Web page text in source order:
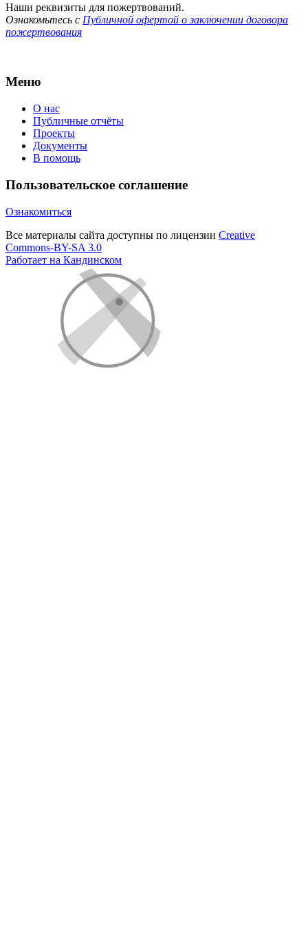
Наши реквизиты для пожертвований.
Ознакомьтесь с Публичной офертой о заключении договора
пожертвования
Меню
О нас
Публичные отчёты
Проекты
Документы
В помощь
Пользовательское соглашение
Ознакомиться
Все материалы сайта доступны по лицензии Creative
Commons-BY-SA 3.0
Работает на Кандинском